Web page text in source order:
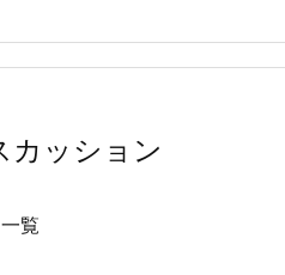
カッション
覧